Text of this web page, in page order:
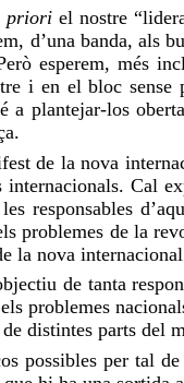
prioriel nostre
, d’una banda, als
esperem, més
i en el bloc
a plantejar-los
de la nova
Cal
responsables
problemes de la
la nova
de tanta
problemes
distintes parts del
possibles per tal